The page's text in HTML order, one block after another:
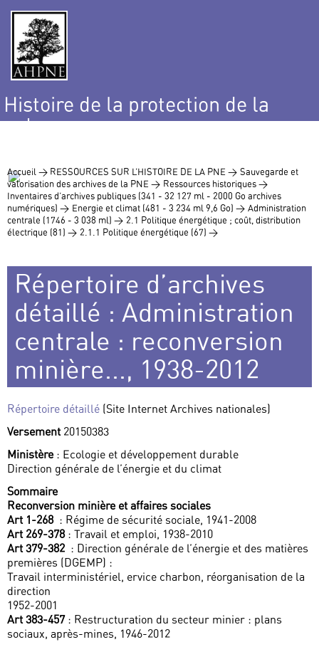
Histoire de la protection de la
nature
Accueil > RESSOURCES SUR L’HISTOIRE DE LA PNE > Sauvegarde et
valorisation des archives de la PNE > Ressources historiques >
Inventaires d’archives publiques (341 - 32 127 ml - 2000 Go archives
numériques) > Energie et climat (481 - 3 234 ml 9,6 Go) > Administration
centrale (1746 - 3 038 ml) > 2.1 Politique énergétique ; coût, distribution
électrique (81) > 2.1.1 Politique énergétique (67) >
Répertoire d’archives
détaillé : Administration
centrale : reconversion
minière..., 1938-2012
Répertoire détaillé (Site Internet Archives nationales)
Versement 20150383
Ministère: Ecologie et développement durable
Direction générale de l’énergie et du climat
Sommaire
Reconversion minière et affaires sociales
Art 1-268 : Régime de sécurité sociale, 1941-2008
Art 269-378: Travail et emploi, 1938-2010
Art 379-382 : Direction générale de l’énergie et des matières
premières (DGEMP) :
Travail interministériel, ervice charbon, réorganisation de la
direction
1952-2001
Art 383-457: Restructuration du secteur minier : plans
sociaux, après-mines, 1946-2012